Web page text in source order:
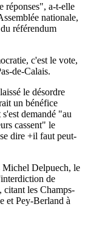
réponses", a-t-elle
nationale,
référendum
c'est le vote,
de-Calais.
le désordre
un bénéfice
demandé "au
cassent" le
dire +il faut peut-
Michel Delpuech, le
de
citant les Champs-
et Pey-Berland à